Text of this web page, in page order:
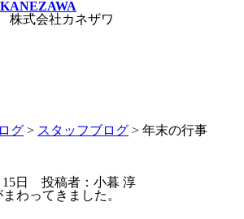
株式会社カネザワ
グ > スタッフブログ > 年末の行事
日
投稿者：小暮 淳
わってきました。